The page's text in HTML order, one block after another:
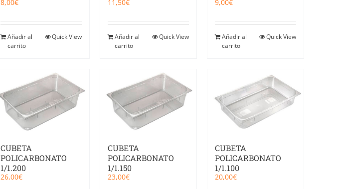
8,00€
Añadir al
carrito
Quick View
11,50€
Añadir al
carrito
Quick View
9,00€
Añadir al
carrito
Quick View
CUBETA
POLICARBONATO
1/1.200
26,00€
CUBETA
POLICARBONATO
1/1.150
23,00€
CUBETA
POLICARBONATO
1/1.100
20,00€